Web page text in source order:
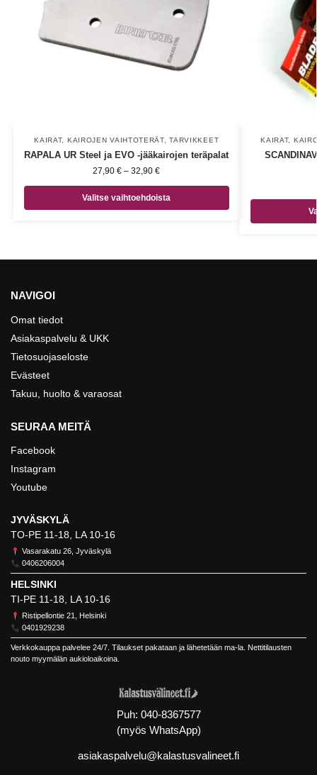
KAIRAT, KAIROJEN VAIHTOTERÄT,TARVIKKEET
RAPALA UR Steel ja EVO -jääkairojen teräpalat
27,90€ – 32,90€
Valitse vaihtoehdoista
KAIRAT,
NAVIGOI
Omat tiedot
Asiakaspalvelu & UKK
Tietosuojaseloste
Evästeet
Takuu, huolto & varaosat
SEURAA MEITÄ
Facebook
Instagram
Youtube
JYVÄSKYLÄ
TO-PE 11-18, LA 10-16
Vasarakatu 26, Jyväskylä
0406206004
HELSINKI
TI-PE 11-18, LA 10-16
Ristipellontie 21, Helsinki
0401929238
Verkkokauppa palvelee 24/7. Tilaukset pakataan ja lähetetään ma-la. Nettitilausten
nouto myymälän aukioloaikoina.
Puh: 040-8367577
(myös WhatsApp)
asiakaspalvelu@kalastusvalineet.fi